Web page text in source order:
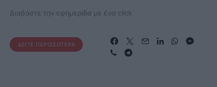
Διαβάστε την εφημερίδα με ένα click
ΔΕΊΤΕ ΠΕΡΙΣΣΌΤΕΡΑ